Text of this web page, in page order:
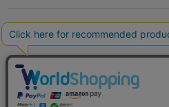
Hakka Online Shopギフトラッピ
ング
プライバシーポリシー